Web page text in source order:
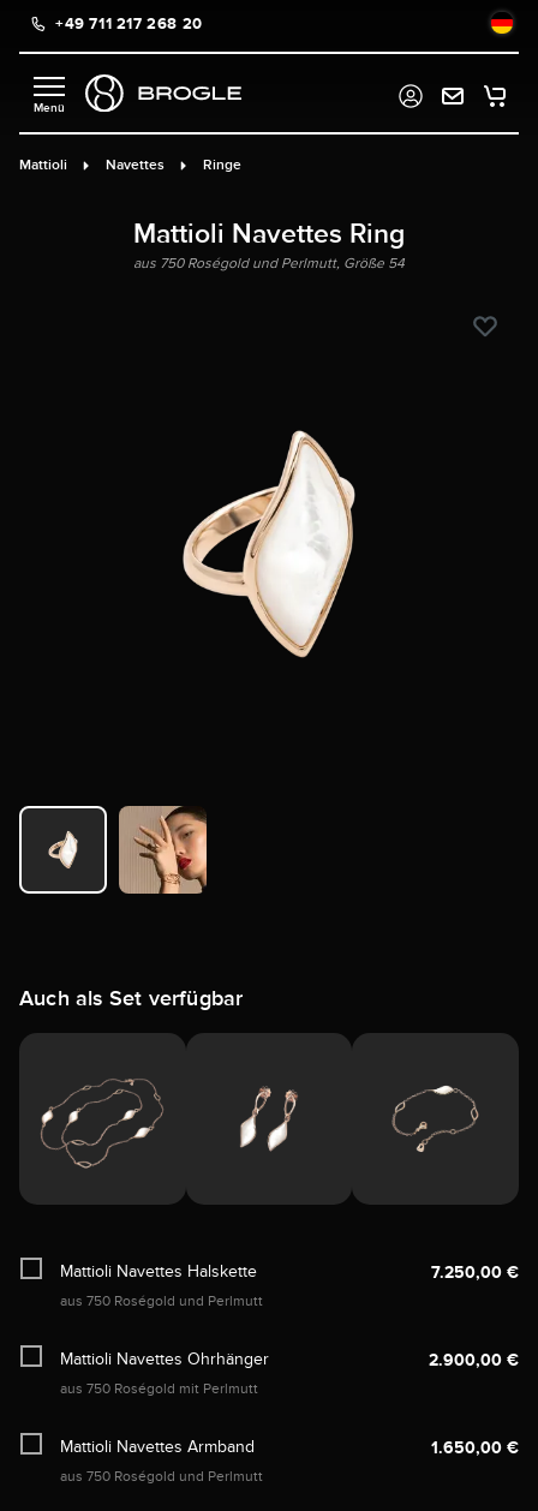
springen
+49 711 217 268 20
Mattioli Navettes Ringe
Mattioli Navettes Ring
aus 750 Roségold und Perlmutt, Größe 54
Auch als Set verfügbar
Mattioli Navettes Halskette
aus 750 Roségold und Perlmutt
7.250,00 €
Mattioli Navettes Ohrhänger
aus 750 Roségold mit Perlmutt
2.900,00 €
Mattioli Navettes Armband
aus 750 Roségold und Perlmutt
1.650,00 €